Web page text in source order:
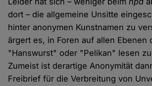
dort – die allgemeine Unsitte
hinter anonymen Kunstnamen zu
ärgert es, in Foren auf allen Ebenen
"Hanswurst" oder "Pelikan" lesen
Zumeist ist derartige Anonymität
Freibrief für die Verbreitung von